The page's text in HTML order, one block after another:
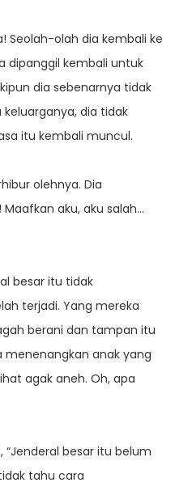
Seolah-olah dia kembali ke
dipanggil kembali untuk
dia sebenarnya tidak
dia tidak
itu kembali muncul.
olehnya. Dia
Maafkan aku, aku salah…
besar itu tidak
terjadi. Yang mereka
berani dan tampan itu
anak yang
agak aneh. Oh, apa
besar itu belum
tahu cara